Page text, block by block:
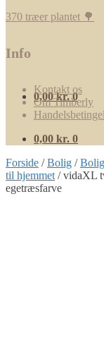
0,00kr. 0
370 træer plantet 🌳
Info
Kontakt os
Om Timberly
0,00 kr. 0
Forside /Bolig /
til hjemmet /vidaXL
egetræsfarve